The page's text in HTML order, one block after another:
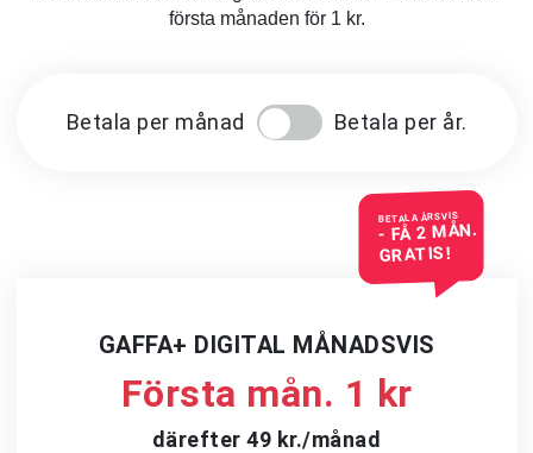
första månaden för 1 kr.
Betala per månad Betala per år.
BETALA ÅRSVIS
- FÅ 2 MÅN.
GRATIS!
GAFFA+ DIGITAL MÅNADSVIS
Första mån. 1 kr
därefter 49 kr./månad